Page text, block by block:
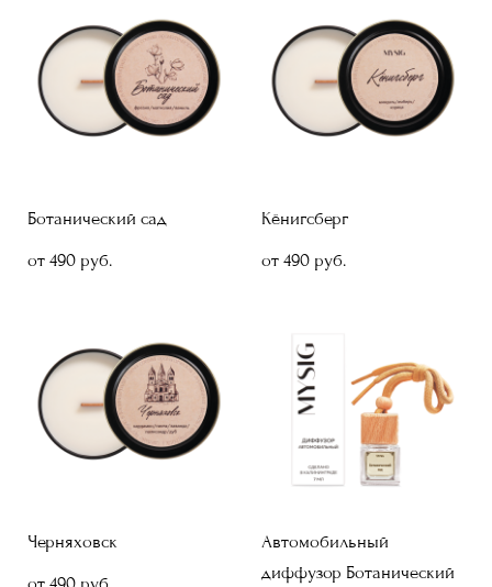
Ботанический сад
от 490 pуб.
Кёнигсберг
от 490 pуб.
Черняховск
Автомобильный
диффузор Ботанический